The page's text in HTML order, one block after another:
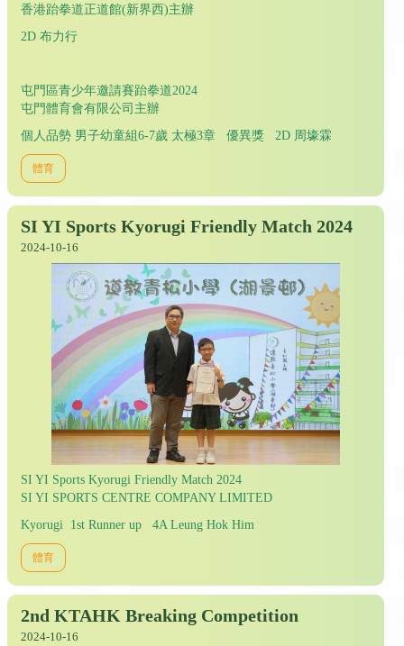
香港跆拳道正道館(新界西)主辦
2D 布力行
屯門區青少年邀請賽跆拳道2024
屯門體育會有限公司主辦
個人品勢 男子幼童組6-7歲 太極3章 優異獎 2D 周壕霖
體育
SI YI Sports Kyorugi Friendly Match 2024
2024-10-16
SI YI Sports Kyorugi Friendly Match 2024
SI YI SPORTS CENTRE COMPANY LIMITED
Kyorugi 1st Runner up 4A Leung Hok Him
體育
2nd KTAHK Breaking Competition
2024-10-16